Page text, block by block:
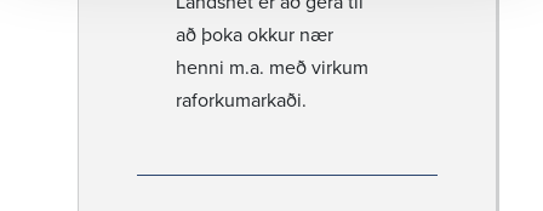
að þoka okkur nær
henni m.a. með virkum
raforku­mark­aði.